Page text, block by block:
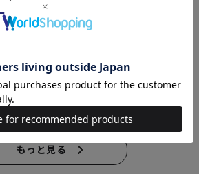
の気分で選ぶ、セールアイテム
もっと見る